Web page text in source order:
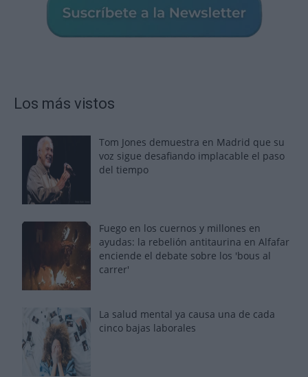
Los más vistos
Tom Jones demuestra en Madrid que su
voz sigue desafiando implacable el paso
del tiempo
Fuego en los cuernos y millones en
ayudas: la rebelión antitaurina en Alfafar
enciende el debate sobre los 'bous al
carrer'
La salud mental ya causa una de cada
cinco bajas laborales